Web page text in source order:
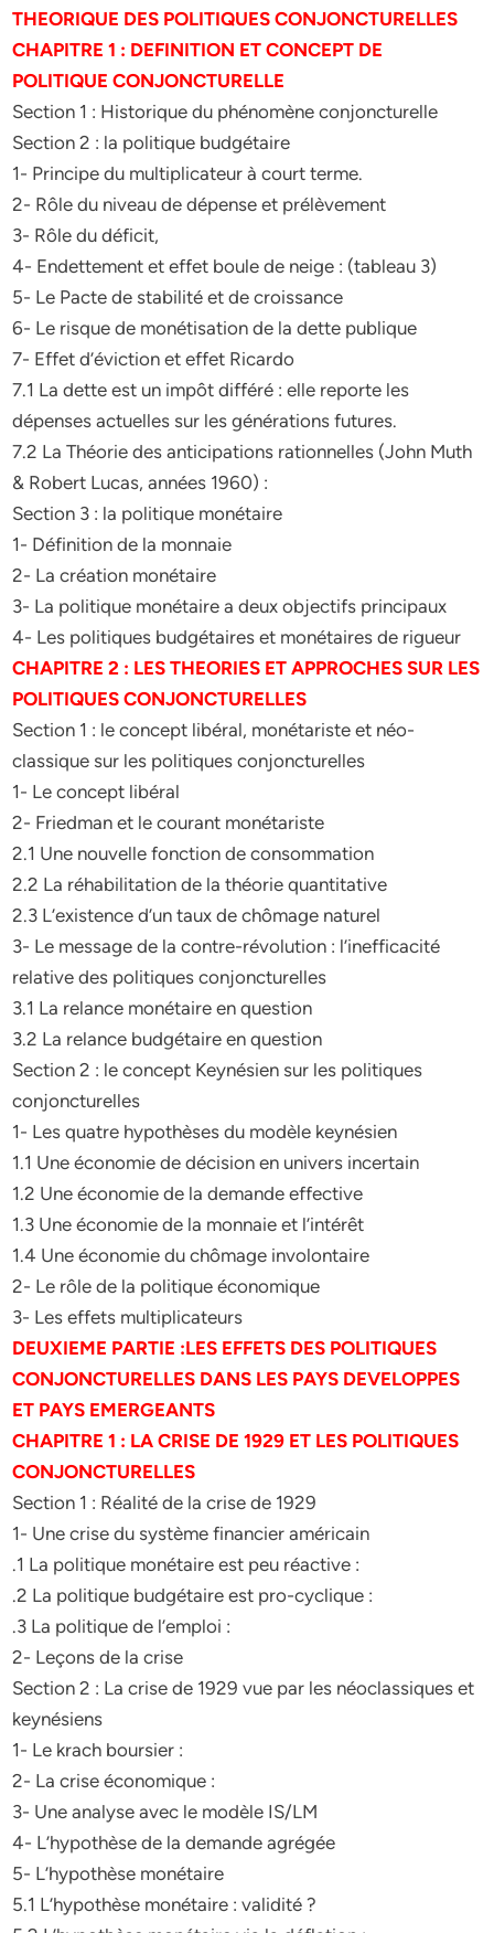
THEORIQUE DES POLITIQUESCONJONCTURELLES
CHAPITRE 1 : DEFINITION ET CONCEPT DE
POLITIQUE CONJONCTURELLE
Section 1 : Historique du phénomène conjoncturelle
Section 2 : la politique budgétaire
1- Principe du multiplicateur à court terme.
2- Rôle du niveau de dépense et prélèvement
3- Rôle du déficit,
4- Endettement et effet boule de neige : (tableau 3)
5- Le Pacte de stabilité et de croissance
6- Le risque de monétisation de la dette publique
7- Effet d’éviction et effet Ricardo
7.1 La dette est un impôt différé : elle reporte les
dépenses actuelles sur les générations futures.
7.2 La Théorie des anticipations rationnelles (John Muth
& Robert Lucas, années 1960) :
Section 3 : la politique monétaire
1- Définition de la monnaie
2- La création monétaire
3- La politique monétaire a deux objectifs principaux
4- Les politiques budgétaires et monétaires de rigueur
CHAPITRE 2 : LES THEORIES ET APPROCHES SUR LES
POLITIQUES CONJONCTURELLES
Section 1 : le concept libéral, monétariste et néo-
classique sur les politiques conjoncturelles
1- Le concept libéral
2- Friedman et le courant monétariste
2.1 Une nouvelle fonction de consommation
2.2 La réhabilitation de la théorie quantitative
2.3 L’existence d’un taux de chômage naturel
3- Le message de la contre-révolution : l’inefficacité
relative des politiques conjoncturelles
3.1 La relance monétaire en question
3.2 La relance budgétaire en question
Section 2 : le concept Keynésien sur les politiques
conjoncturelles
1- Les quatre hypothèses du modèle keynésien
1.1 Une économie de décision en univers incertain
1.2 Une économie de la demande effective
1.3 Une économie de la monnaie et l’intérêt
1.4 Une économie du chômage involontaire
2- Le rôle de la politique économique
3- Les effets multiplicateurs
DEUXIEME PARTIE :LES EFFETS DES POLITIQUES
CONJONCTURELLES DANS LES PAYS DEVELOPPES
ET PAYS EMERGEANTS
CHAPITRE 1 : LA CRISE DE 1929 ET LES POLITIQUES
CONJONCTURELLES
Section 1 : Réalité de la crise de 1929
1- Une crise du système financier américain
.1 La politique monétaire est peu réactive :
.2 La politique budgétaire est pro-cyclique :
.3 La politique de l’emploi :
2- Leçons de la crise
Section 2 : La crise de 1929 vue par les néoclassiques et
keynésiens
1- Le krach boursier :
2- La crise économique :
3- Une analyse avec le modèle IS/LM
4- L’hypothèse de la demande agrégée
5- L’hypothèse monétaire
5.1 L’hypothèse monétaire : validité ?